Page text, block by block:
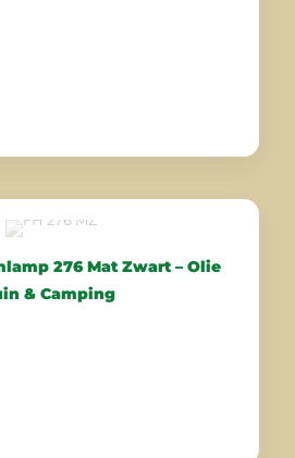
276 Mat Zwart – Olie
& Camping